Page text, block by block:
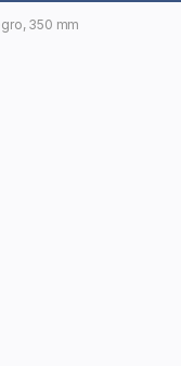
350 mm